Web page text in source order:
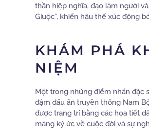
thần hiệp nghĩa, đạo làm người
Giuộc”, khiến hậu thế xúc động
KHÁM PHÁ
NIỆM
Một trong những điểm nhấn đặc
đậm dấu ấn truyền thống Nam
được trang trí bằng các họa tiết
mảng ký ức về cuộc đời và sự